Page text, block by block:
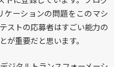
ケーションの問題をこのマシ
ストの応募者はすごい能力の
が重要だと思います。